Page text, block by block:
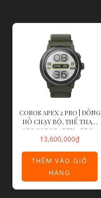
COROS APEX 2 PRO | ĐỒNG
HỒ CHẠY BỘ, THỂ THAO
GPS COROS APEX 2 PRO –
XANH RÊU
13,600,000₫
THÊM VÀO GIỎ
HÀNG